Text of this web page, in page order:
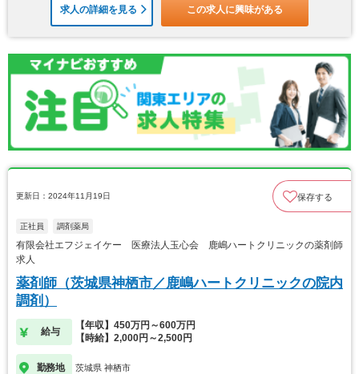
求人の詳細を見る この求人に興味がある
更新日：2024年11月19日 保存する
正社員 調剤薬局
有限会社エフジェイケー 医療法人玉心会 鹿嶋ハートクリニックの薬剤師
求人
薬剤師（茨城県神栖市／鹿嶋ハートクリニックの院内
調剤）
給与
【年収】450万円～600万円
【時給】2,000円～2,500円
勤務地 茨城県 神栖市